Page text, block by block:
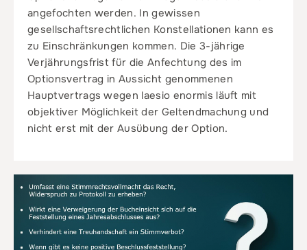
angefochten werden. In gewissen
gesellschaftsrechtlichen Konstellationen kann es
zu Einschränkungen kommen. Die 3-jährige
Verjährungsfrist für die Anfechtung des im
Optionsvertrag in Aussicht genommenen
Hauptvertrags wegen laesio enormis läuft mit
objektiver Möglichkeit der Geltendmachung und
nicht erst mit der Ausübung der Option.